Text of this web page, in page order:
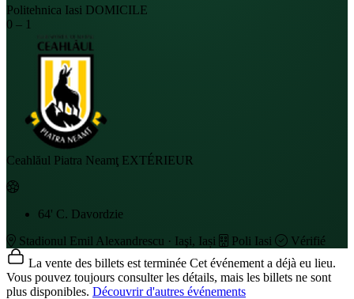
Politehnica Iasi DOMICILE
0 – 1
Ceahlăul Piatra Neamţ EXTÉRIEUR
64' C. Davordzie
Stadionul Emil Alexandrescu · Iaşi, Iași
Poli Iasi
Vérifié
La vente des billets est terminée Cet événement a déjà eu lieu.
Vous pouvez toujours consulter les détails, mais les billets ne sont
plus disponibles. Découvrir d'autres événements